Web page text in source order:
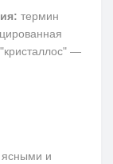
термин
—
и